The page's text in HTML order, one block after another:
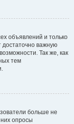
объявлений и только
достаточно важную
Так же, как
тем
больше не
опросы